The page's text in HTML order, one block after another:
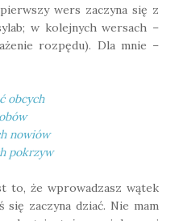
wers zaczyna się z
w kolejnych wersach –
rozpędu). Dla mnie –
obcych
nowiów
pokrzyw
to, że wprowadzasz wątek
zaczyna dziać. Nie mam